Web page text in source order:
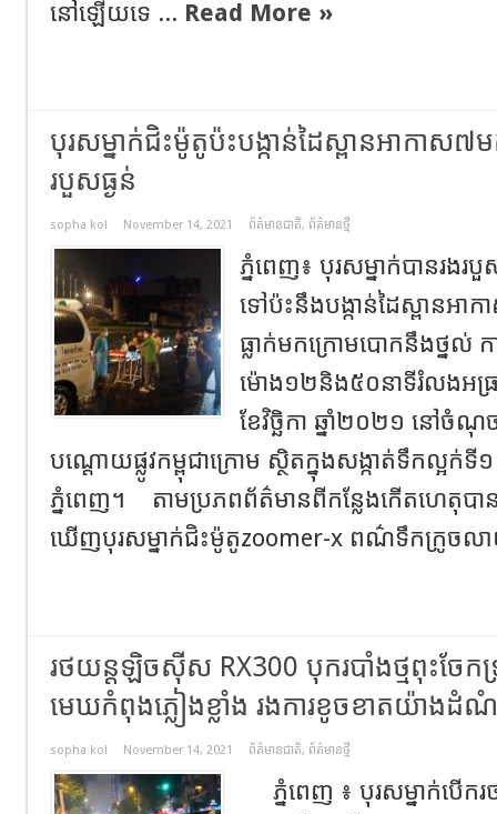
នៅឡើយទេ ... Read More »
បុរសម្នាក់ជិះម៉ូតូប៉ះបង្កាន់ដៃស្ពានអាកាស៧ម
របួសធ្ងន់
sopha kol November 14, 2021 ព័ត៌មានជាតិ, ព័ត៌មានថ្មី
ភ្នំពេញ៖ បុរសម្នាក់បានរង
ទៅប៉ះនឹងបង្កាន់ដៃស្ពានអា
ធ្លាក់មកក្រោមបោកនឹងថ្នល់
ម៉ោង១២និង៥០នាទីរំលងអធ្
ខែវិច្ឆិកា ឆ្នាំ២០២១ នៅចំណុ
បណ្ដោយផ្លូវកម្ពុជាក្រោម ស្ថិតក្នុងសង្កាត់ទឹកល្អក់
ភ្នំពេញ។ តាមប្រភពព័ត៌មានពីកន្លែងកើតហេតុបា
ឃើញបុរសម្នាក់ជិះម៉ូតូzoomer-x​ ពណ៌ទឹកក្រូច
រថយន្ត​ឡិចសុីស RX300​ បុករបាំងថ្ម​ពុះចែក
មេឃកំពុងភ្លៀងខ្លាំង​ រងការខូចខាត​យ៉ាងដំណំ​
sopha kol November 14, 2021 ព័ត៌មានជាតិ, ព័ត៌មានថ្មី
ភ្នំពេញ​ ៖​ បុរសម្នាក់បេី